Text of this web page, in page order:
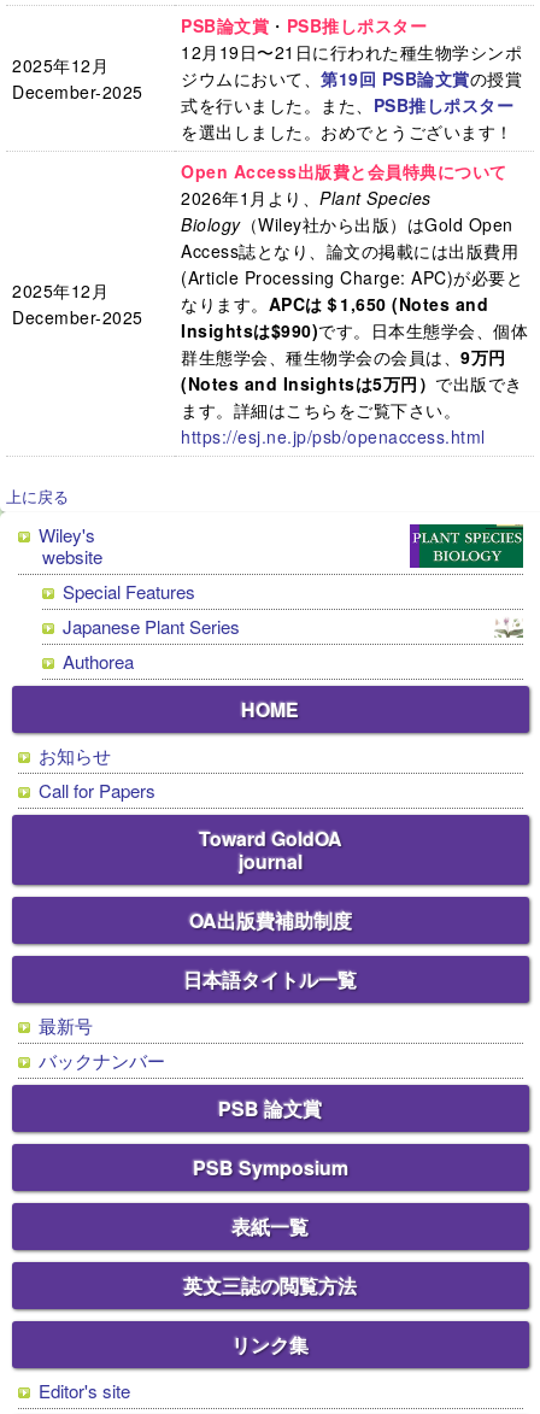
Wiley's
website
Special Features
Japanese Plant Series
Authorea
HOME
お知らせ
Call for Papers
Toward GoldOA
journal
OA出版費補助制度
日本語タイトル一覧
最新号
バックナンバー
PSB 論文賞
PSB Symposium
表紙一覧
英文三誌の閲覧方法
リンク集
Editor's site
2025年12月
December-2025
PSB論文賞 ・ PSB推しポスター
12月19日〜21日に行われた種生物学シンポ
ジウムにおいて、 第19回 PSB論文賞の授賞
式を行いました。また、 PSB推しポスター
を選出しました。おめでとうございます！
2025年12月
December-2025
Open Access出版費と会員特典について
2026年1月より、 Plant Species
Biology（Wiley社から出版）はGold Open
Access誌となり、論文の掲載には出版費用
(Article Processing Charge: APC)が必要と
なります。 APCは＄1,650 (Notes and
Insightsは$990)です。日本生態学会、個体
群生態学会、種生物学会の会員は、 9万円
(Notes and Insightsは5万円） で出版でき
ます。詳細はこちらをご覧下さい。
https://esj.ne.jp/psb/openaccess.html
上に戻る